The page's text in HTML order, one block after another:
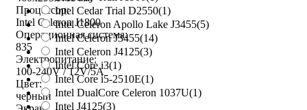
Intel Cedar Trial D2550(1)
Intel Celeron Apollo Lake J3455(5)
Intel Celeron J3455(14)
Intel Celeron J4125(3)
Intel Core i3(1)
Intel Core i5-2510E(1)
Intel DualCore Celeron 1037U(1)
Intel J4125(3)
Процессор:
Intel Celeron J1800
Операционная система:
835
Электропитание:
100-240V / 12V/5A
Цвет:
черный